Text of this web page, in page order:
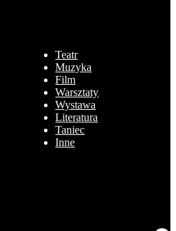
Teatr
Muzyka
Film
Warsztaty
Wystawa
Literatura
Taniec
Inne